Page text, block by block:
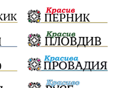
АПИ бягане обичаи
наука енергетика
плодове